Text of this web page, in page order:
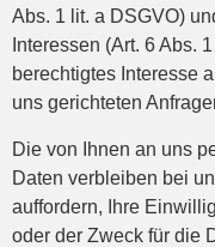
Abs. 1 lit. a DSGVO)
Interessen (Art. 6 Abs.
berechtigtes Interesse
uns gerichteten
Die von Ihnen an uns
Daten verbleiben bei
auffordern, Ihre
oder der Zweck für die